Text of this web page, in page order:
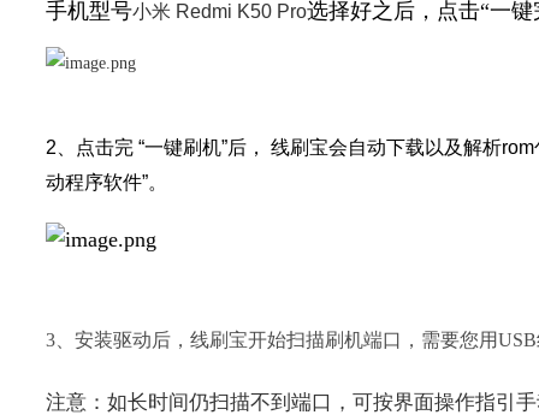
手机型号小米 Redmi K50 Pro选择好之后，点击“一
2、点击完 “一键刷机”后，线刷宝会自动下载以及解析
动程序软件”。
3、安装驱动后，线刷宝开始扫描刷机端口，需要您用
注意：如长时间仍扫描不到端口，可按界面操作指引